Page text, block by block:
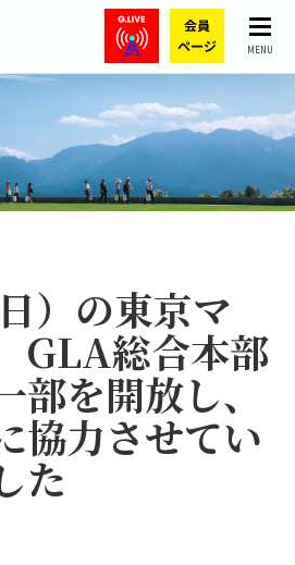
MENU
）の東京マ
GLA総合本部
部を開放し、
協力させてい
た